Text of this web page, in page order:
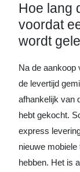
Hoe lang
voordat
wordt
Na de aankoop
de levertijd
afhankelijk van
hebt gekocht.
express
nieuwe
hebben. Het is